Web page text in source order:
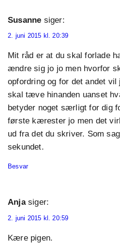
Susanne siger:
2. juni 2015 kl. 20:39
Mit råd er at du skal forlade
ændre sig jo jo men hvorfor
opfordring og for det andet vil
skal tæve hinanden uanset
betyder noget særligt for dig
første kærester jo men det
ud fra det du skriver. Som
sekundet.
Besvar
Anja siger:
2. juni 2015 kl. 20:59
Kære pigen.